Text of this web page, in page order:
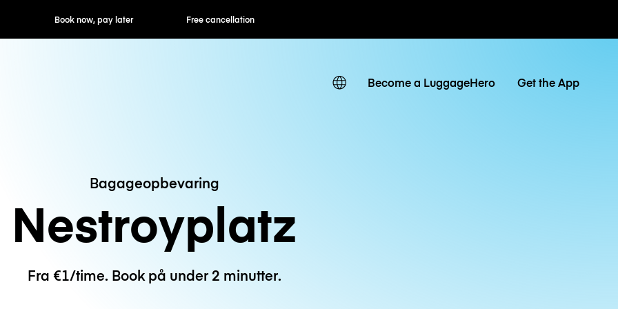
now, pay later Free cancellation Hourly / Daily Rates
Become a LuggageHero Get the App
Bagageopbevaring
Nestroyplatz
Fra €1/time. Book på under 2 minutter.